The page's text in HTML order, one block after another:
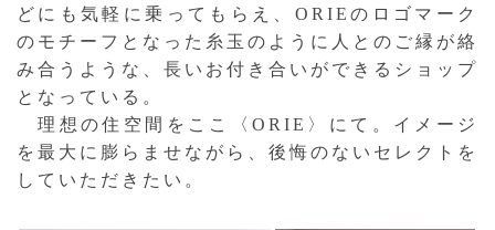
どにも気軽に乗ってもらえ、ORIEのロゴマーク
のモチーフとなった糸玉のように人とのご縁が絡
み合うような、長いお付き合いができるショップ
となっている。
理想の住空間をここ〈ORIE〉にて。イメージ
を最大に膨らませながら、後悔のないセレクトを
していただきたい。